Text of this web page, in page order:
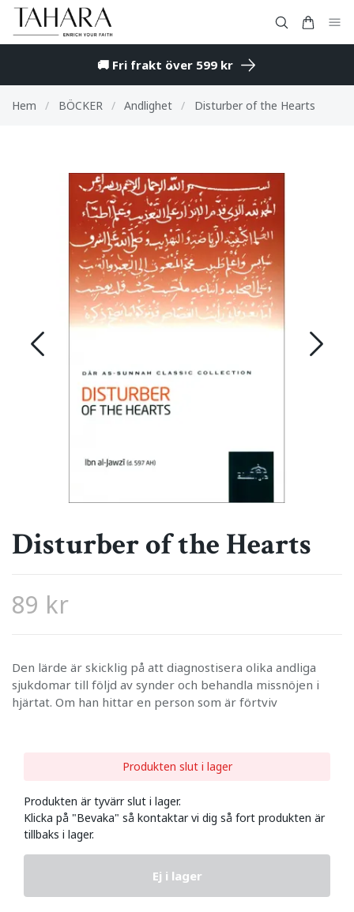
🚚 Fri frakt över 599 kr
Hem / BÖCKER / Andlighet / Disturber of the Hearts
Disturber of the Hearts
89 kr
Den lärde är skicklig på att diagnostisera olika andliga
sjukdomar till följd av synder och behandla missnöjen i
hjärtat. Om han hittar en person som är förtviv
Produkten slut i lager
Produkten är tyvärr slut i lager.
Klicka på "Bevaka" så kontaktar vi dig så fort produkten är
tillbaks i lager.
Ej i lager